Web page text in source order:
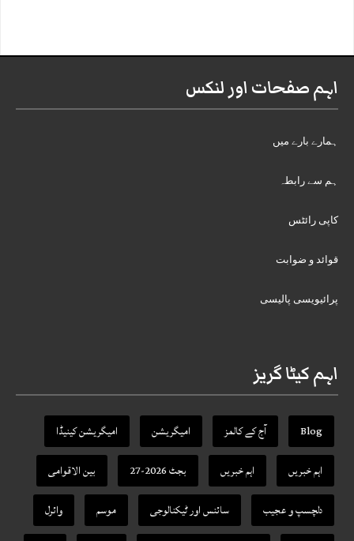
اہم صفحات اور لنکس
ہمارے بارے میں
ہم سے رابطہ
کاپی رائٹس
قوائد و ضوابت
پرائیویسی پالیسی
اہم کیٹا گریز
Blog آج کے کالمز امیگریشن
امیگریشن کینیڈا
اہم خبریں
اہم خبریں بجٹ 2026-27
بین الاقوامی
دلچسپ و عجیب
سائنس اور ٹیکنالوجی موسم
وائرل